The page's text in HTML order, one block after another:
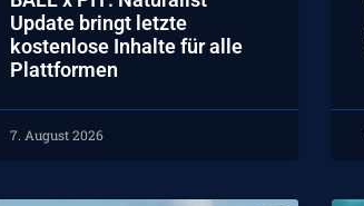
Update bringt letzte
kostenlose Inhalte für alle
Plattformen
7. August 2026